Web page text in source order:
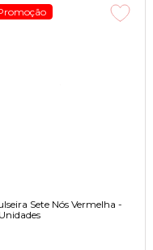
Sete Nós Vermelha -